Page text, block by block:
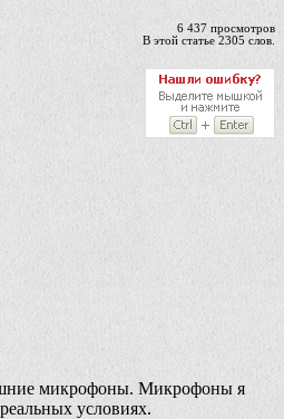
6 437 просмотров
В этой статье 2305 слов.
микрофоны. Микрофоны я
условиях.